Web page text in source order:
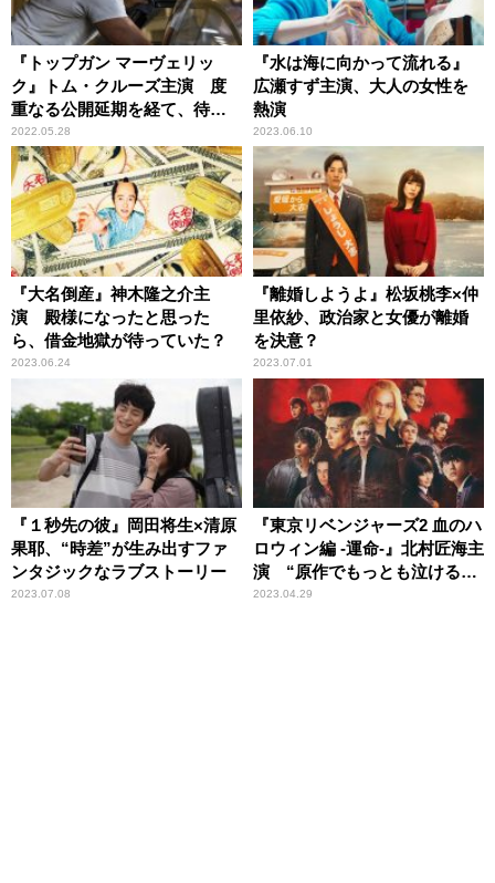
『トップガン マーヴェリッ
ク』トム・クルーズ主演 度
重なる公開延期を経て、待望
のスクリーンへ
2022.05.28
『水は海に向かって流れる』
広瀬すず主演、大人の女性を
熱演
2023.06.10
『大名倒産』神木隆之介主
演 殿様になったと思った
ら、借金地獄が待っていた？
2023.06.24
『離婚しようよ』松坂桃李×仲
里依紗、政治家と女優が離婚
を決意？
2023.07.01
『１秒先の彼』岡田将生×清原
果耶、“時差”が生み出すファ
ンタジックなラブストーリー
2023.07.08
『東京リベンジャーズ2 血のハ
ロウィン編 -運命-』北村匠海主
演 “原作でもっとも泣けるエ
ピソード”待望の実写化
2023.04.29